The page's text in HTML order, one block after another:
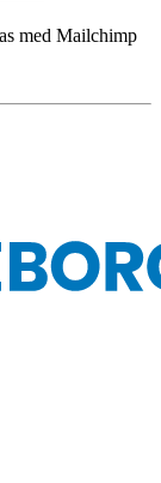
med Mailchimp